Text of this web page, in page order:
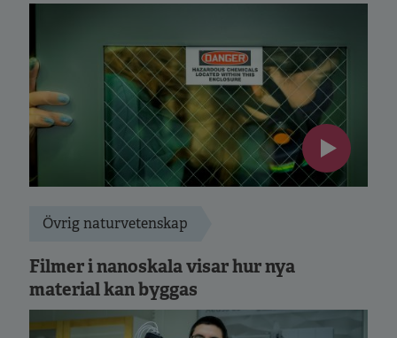
Övrig naturvetenskap
Filmer i nanoskala visar hur nya
material kan byggas